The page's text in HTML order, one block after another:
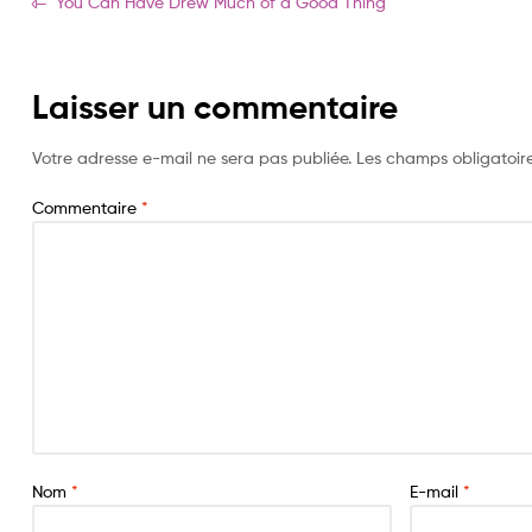
l’article
Laisser un commentaire
Votre adresse e-mail ne sera pas publiée. Les champs
Commentaire *
Nom * E-mail*